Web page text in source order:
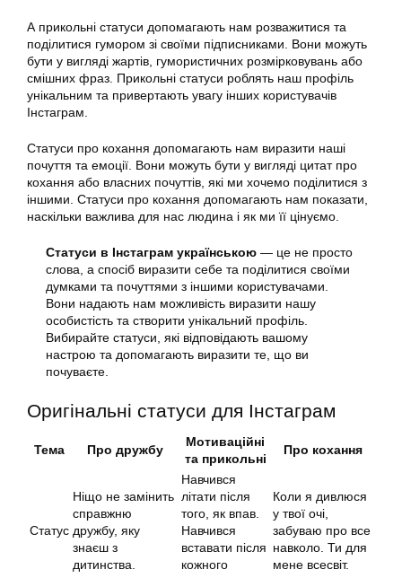
А прикольні статуси допомагають нам розважитися та
поділитися гумором зі своїми підписниками. Вони можуть
бути у вигляді жартів, гумористичних розмірковувань або
смішних фраз. Прикольні статуси роблять наш профіль
унікальним та привертають увагу інших користувачів
Інстаграм.
Статуси про кохання допомагають нам виразити наші
почуття та емоції. Вони можуть бути у вигляді цитат про
кохання або власних почуттів, які ми хочемо поділитися з
іншими. Статуси про кохання допомагають нам показати,
наскільки важлива для нас людина і як ми її цінуємо.
Статуси в Інстаграм українською — це не просто
слова, а спосіб виразити себе та поділитися своїми
думками та почуттями з іншими користувачами.
Вони надають нам можливість виразити нашу
особистість та створити унікальний профіль.
Вибирайте статуси, які відповідають вашому
настрою та допомагають виразити те, що ви
почуваєте.
Оригінальні статуси для Інстаграм
Тема Про дружбу
Мотиваційні
та прикольні
Про кохання
Статус
Ніщо не замінить
справжню
дружбу, яку
знаєш з
дитинства.
Навчився
літати після
того, як впав.
Навчився
вставати після
кожного
Коли я дивлюся
у твої очі,
забуваю про все
навколо. Ти для
мене всесвіт.